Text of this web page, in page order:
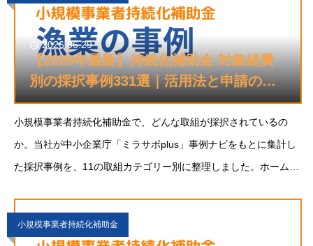
2026.06.29
【2026年最新】持続化補助金 対象経費
別の採択事例331選｜活用法と申請のコ
ツを解説
小規模事業者持続化補助金で、どんな取組が採択されているの
か。当社が中小企業庁「ミラサポplus」事例ナビをもとに集計し
た採択事例を、11の取組カテゴリー別に整理しました。ホームペ
組」から近い事例を探せます。各カテゴリ
小規模事業者持続化補助金